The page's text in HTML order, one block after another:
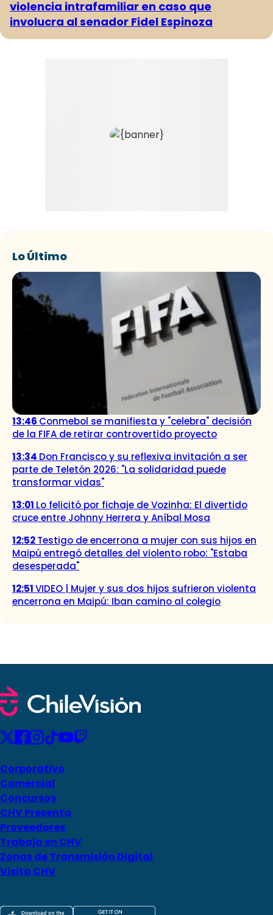
violencia intrafamiliar en caso que
involucra al senador Fidel Espinoza
Lo Último
13:46 Conmebol se manifiesta y "celebra" decisión
de la FIFA de retirar controvertido proyecto
13:34 Don Francisco y su reflexiva invitación a ser
parte de Teletón 2026: "La solidaridad puede
transformar vidas"
13:01 Lo felicitó por fichaje de Vozinha: El divertido
cruce entre Johnny Herrera y Aníbal Mosa
12:52Testigo de encerrona a mujer con sus hijos en
Maipú entregó detalles del violento robo: "Estaba
desesperada"
12:51VIDEO | Mujer y sus dos hijos sufrieron violenta
encerrona en Maipú: Iban camino al colegio
Corporativo
Comercial
Concursos
CHV Presenta
Proveedores
Trabaja en CHV
Zonas de Transmisión Digital
Visita CHV